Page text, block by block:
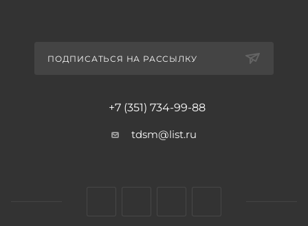
ПОДПИСАТЬСЯ НА РАССЫЛКУ
+7 (351) 734-99-88
tdsm@list.ru